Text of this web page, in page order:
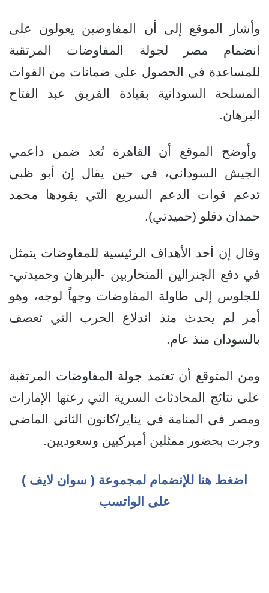
وأشار الموقع إلى أن المفاوضين يعولون على
انضمام مصر لجولة المفاوضات المرتقبة
للمساعدة في الحصول على ضمانات من القوات
المسلحة السودانية بقيادة الفريق عبد الفتاح
البرهان.
وأوضح الموقع أن القاهرة تُعد ضمن داعمي
الجيش السوداني، في حين يقال إن أبو ظبي
تدعم قوات الدعم السريع التي يقودها محمد
حمدان دقلو (حميدتي).
وقال إن أحد الأهداف الرئيسية للمفاوضات يتمثل
في دفع الجنرالين المتحاربين -البرهان وحميدتي-
للجلوس إلى طاولة المفاوضات وجهاً لوجه، وهو
أمر لم يحدث منذ اندلاع الحرب التي تعصف
بالسودان منذ عام.
ومن المتوقع أن تعتمد جولة المفاوضات المرتقبة
على نتائج المحادثات السرية التي رعتها الإمارات
ومصر في المنامة في يناير/كانون الثاني الماضي
وجرت بحضور ممثلين أميركيين وسعوديين.
اضغط هنا للإنضمام لمجموعة ( سوان لايف )
على الواتسب